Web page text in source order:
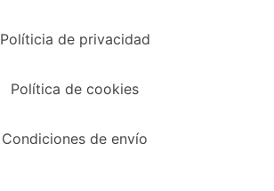
Políticia de privacidad
Política de cookies
Condiciones de envío